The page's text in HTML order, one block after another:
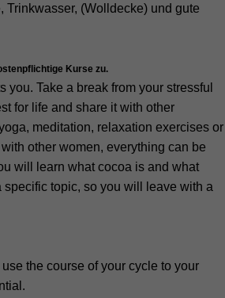
Trinkwasser, (Wolldecke) und gute
Kurse zu.
Take a break from your stressful
for life and share it with other
meditation, relaxation exercises or
other women, everything can be
will learn what cocoa is and what
topic, so you will leave with a
the course of your cycle to your